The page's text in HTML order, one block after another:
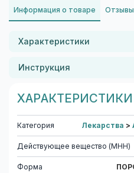
Информация о товаре Отзывы
Характеристики
Инструкция
ХАРАКТЕРИСТИКИ
Категория Лекарства >
Действующее вещество (МНН)
Форма